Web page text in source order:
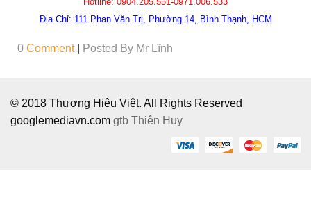
Địa Chỉ: 111 Phan Văn Trị, Phường 14, Bình Thạnh, HCM
0 Comment Posted By Mr Lĩnh
© 2018 Thương Hiệu Việt. All Rights Reserved
googlemediavn.com gtb Thiên Huy